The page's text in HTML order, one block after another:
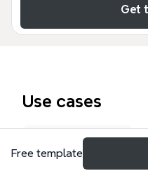
Get
Use cases
Study planner
Free template